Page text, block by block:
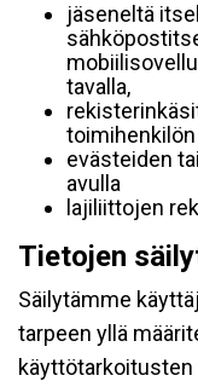
jäseneltä
tavalla,
evästeiden
avulla
lajiliittojen
Tietojen
Säilytämme
tarpeen yllä